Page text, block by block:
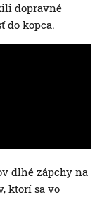
dopravné
do kopca.
dlhé zápchy na
ktorí sa vo